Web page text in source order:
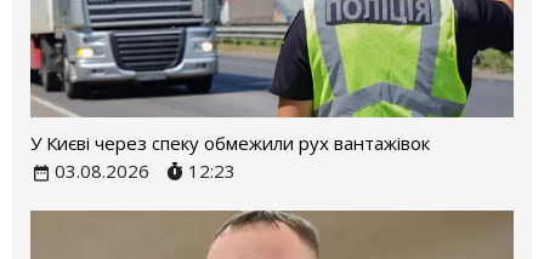
У Києві через спеку обмежили рух вантажівок
03.08.2026
12:23